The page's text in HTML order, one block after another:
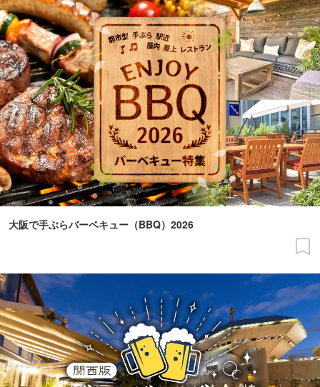
大阪で手ぶらバーベキュー（BBQ）2026